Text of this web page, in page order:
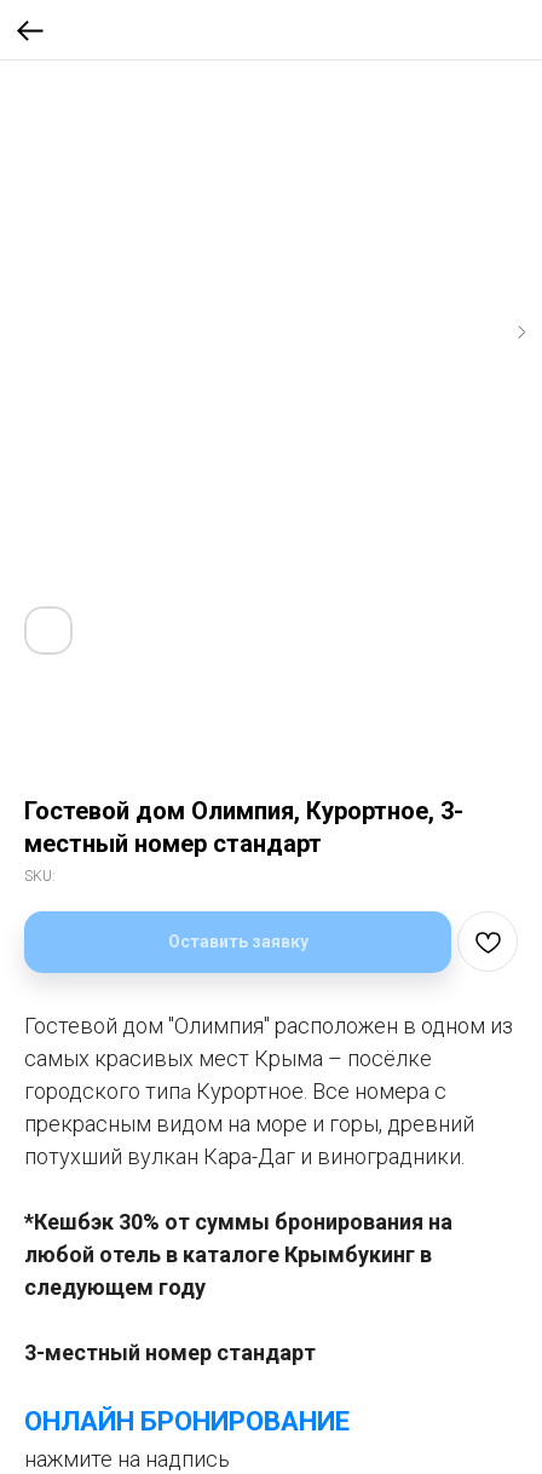
Гостевой дом Олимпия, Курортное, 3-
местный номер стандарт
SKU:
Оставить заявку
Гостевой дом "Олимпия" расположен в одном из
самых красивых мест Крыма – посёлке
городского типа Курортное. Все номера с
прекрасным видом на море и горы, древний
потухший вулкан Кара-Даг и виноградники.
*Кешбэк 30% от суммы бронирования на
любой отель в каталоге Крымбукинг в
следующем году
3-местный номер стандарт
ОНЛАЙН БРОНИРОВАНИЕ
нажмите на надпись